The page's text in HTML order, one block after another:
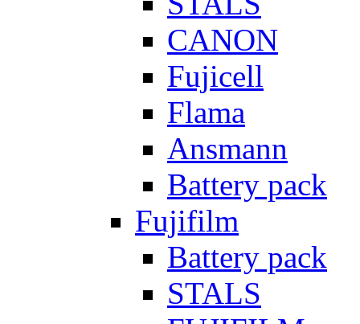
CANON
Fujicell
Flama
Ansmann
Battery pack
Fujifilm
Battery pack
STALS